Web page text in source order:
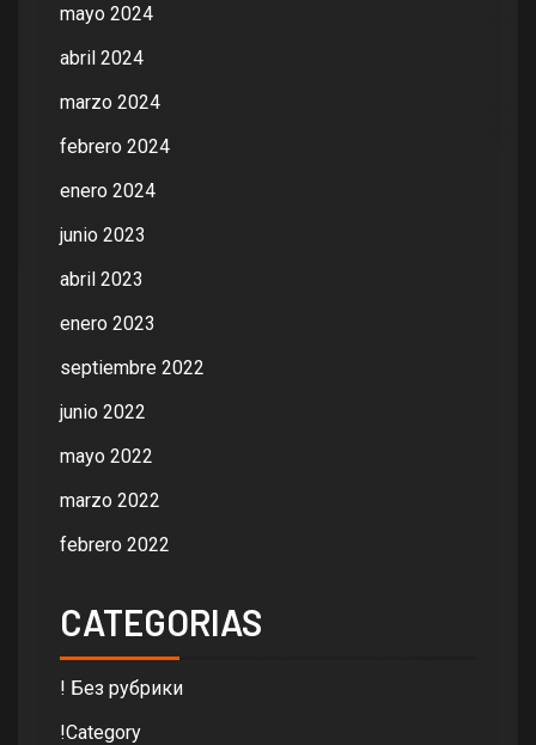
mayo 2024
abril 2024
marzo 2024
febrero 2024
enero 2024
junio 2023
abril 2023
enero 2023
septiembre 2022
junio 2022
mayo 2022
marzo 2022
febrero 2022
CATEGORIAS
! Без рубрики
!Category